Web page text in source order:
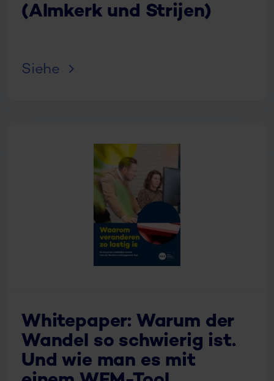
(Almkerk und Strijen)
Siehe
Whitepaper: Warum der
Wandel so schwierig ist.
Und wie man es mit